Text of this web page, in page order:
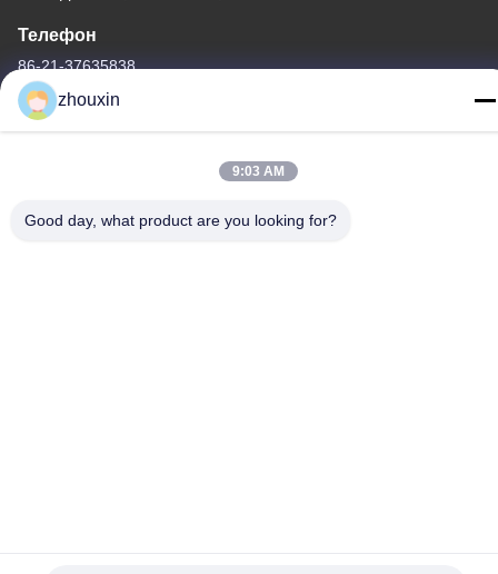
Телефон
86-21-37635838
Китай Хорошее качество Лакировочная машина вакуума PVD
zhouxin
9:03 AM
Good day, what product are you looking for?